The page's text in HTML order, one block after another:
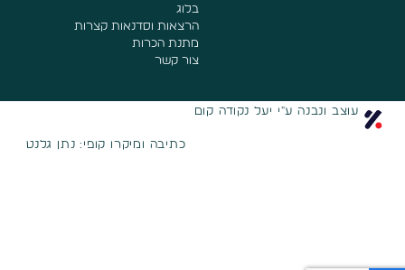
הרצאות וסדנאות קצרות
מתנת הכרות
צור קשר
עוצב ונבנה ע"י יעל נקודה קום
כתיבה ומיקרו קופי: נתן גלנט